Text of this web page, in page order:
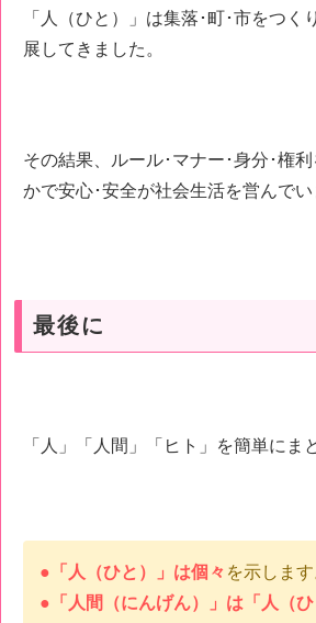
「人（ひと）」は集落･町･市をつく
展してきました。
その結果、ルール･マナー･身分･権
かで安心･安全が社会生活を営んでい
最後に
「人」「人間」「ヒト」を簡単にま
●「人（ひと）」は個々 を示します
●「人間（にんげん）」は「人（